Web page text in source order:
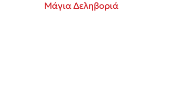
Μάγια Δεληβοριά